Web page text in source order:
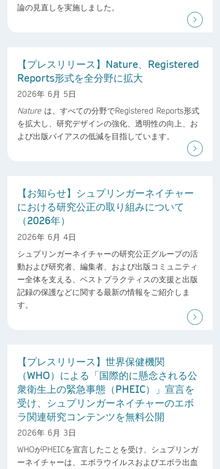
論の見直しを実施しました。
【プレスリリース】Nature、Registered
Reports形式を全分野に拡大
2026年 6月 5日
Natureは、すべての分野でRegistered Reports形式
を拡大し、研究デザインの強化、透明性の向上、お
よび出版バイアスの低減を目指しています。
【お知らせ】シュプリンガーネイチャー
における研究公正の取り組みについて
（2026年）
2026年 6月 4日
シュプリンガーネイチャーの研究公正グループの活
動および研究者、編集者、および出版コミュニティ
ー全体を支える、ベストプラクティスの支援と出版
記録の保護などに関する最新の情報をご紹介しま
す。
【プレスリリース】世界保健機関
（WHO）による「国際的に懸念される公
衆衛生上の緊急事態（PHEIC）」宣言を
受け、シュプリンガーネイチャーのエボ
ラ関連研究コンテンツを無料公開
2026年 6月 3日
WHOがPHEICを宣言したことを受け、シュプリンガ
ーネイチャーは、エボラウイルスおよびエボラ出血